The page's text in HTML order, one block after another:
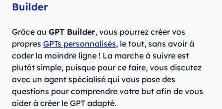
Builder
Grâce au GPT Builder, vous pourrez créer vos
propres GPTs personnalisés, le tout, sans avoir à
coder la moindre ligne ! La marche à suivre est
plutôt simple, puisque pour ce faire, vous discutez
avec un agent spécialisé qui vous pose des
questions pour comprendre votre but afin de vous
aider à créer le GPT adapté.